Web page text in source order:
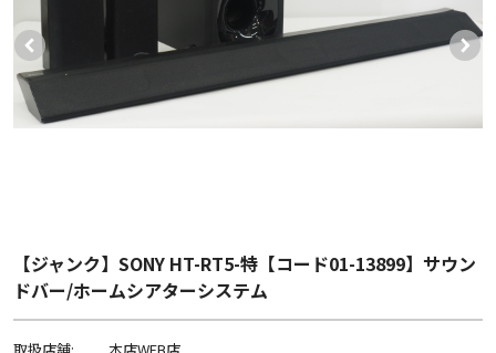
【ジャンク】SONY HT-RT5-特【コード01-13899】サウン
ドバー/ホームシアターシステム